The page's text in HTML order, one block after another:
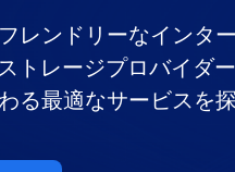
レンドリーなインタ
トレージプロバイダ
る最適なサービスを